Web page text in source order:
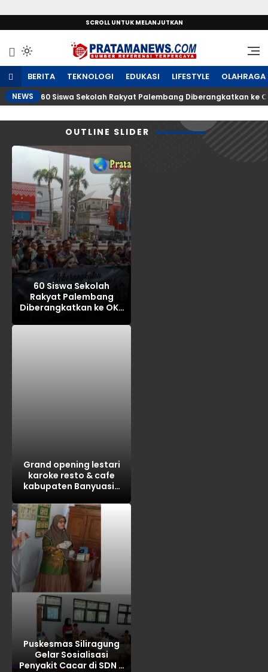
SCROLL UNTUK MELANJUTKAN
PratamaNews.com
Sumber Referensi Terpercaya
BERITA TEKNOLOGI EDUKASI LIFESTYLE OLAHRAGA
NEWS 60 Siswa Sekolah Rakyat Palembang Diberangkatkan ke
OUTLINE SLIDER
60 Siswa Sekolah
Rakyat Palembang
Diberangkatkan ke OKI,
Grand opening lestari
karoke resto & cafe
kabupaten Banyuasin
Puskesmas Siliragung
Gelar Sosialisasi
Penyakit Cacar di SDN 5